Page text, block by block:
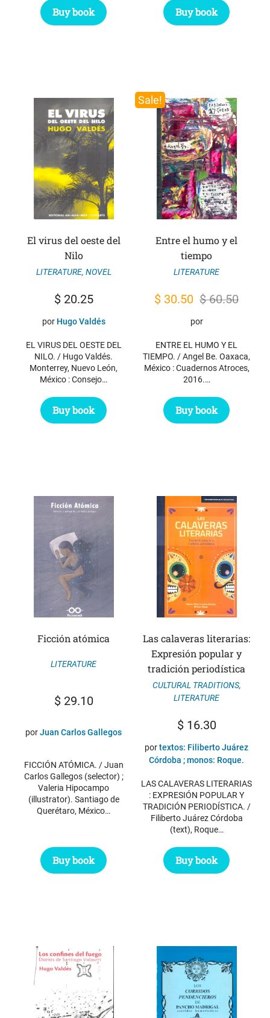
Buy book Buy book
El virus del oeste del
Nilo
LITERATURE, NOVEL
$20.25
por Hugo Valdés
EL VIRUS DEL OESTE DEL
NILO. / Hugo Valdés.
Monterrey, Nuevo León,
México : Consejo…
Buy book
Sale!
Entre el humo y el
tiempo
LITERATURE
$60.50
Original
price
$ 60.50.
$ 30.50 Current
price
$ 30.50.
por
ENTRE EL HUMO Y EL
TIEMPO. / Angel Be. Oaxaca,
México : Cuadernos Atroces,
2016.…
Buy book
Ficción atómica
LITERATURE
$29.10
porJuan Carlos Gallegos
FICCIÓN ATÓMICA. / Juan
Carlos Gallegos (selector) ;
Valeria Hipocampo
(illustrator). Santiago de
Querétaro, México…
Buy book
Las calaveras literarias:
Expresión popular y
tradición periodística
CULTURAL TRADITIONS,
LITERATURE
$16.30
portextos: Filiberto Juárez
Córdoba ; monos: Roque.
LAS CALAVERAS LITERARIAS
: EXPRESIÓN POPULAR Y
TRADICIÓN PERIODÍSTICA. /
Filiberto Juárez Córdoba
(text), Roque…
Buy book